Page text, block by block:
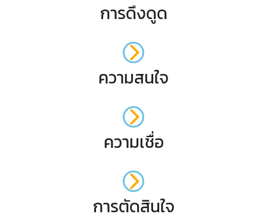
การดึงดูด
ความสนใจ
ความเชื่อ
การตัดสินใจ